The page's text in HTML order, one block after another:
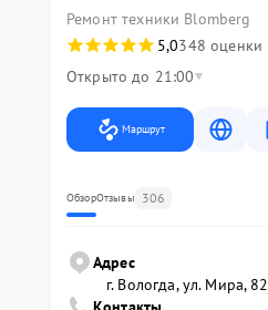
Ремонт техники Blomberg
5,0348 оценки
Открыто до 21:00
Маршрут
ОбзорОтзывы 306
Адрес
г. Вологда, ул. Мира, 82